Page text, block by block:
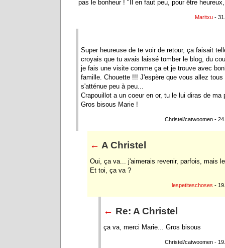
pas le bonheur ! "Il en faut peu, pour être
Maritxu -
Super heureuse de te voir de retour, ça faisait
croyais que tu avais laissé tomber le blog, du
je fais une visite comme ça et je trouve avec
famille. Chouette !!! J'espère que vous allez
s'atténue peu à peu...
Crapouillot a un coeur en or, tu le lui diras de ma
Gros bisous Marie !
Christel/catwoomen -
← A Christel
Oui, ça va... j'aimerais revenir, parfois, mais
Et toi, ça va ?
lespetiteschoses -
← Re: A Christel
ça va, merci Marie... Gros bisous
Christel/catwoomen -